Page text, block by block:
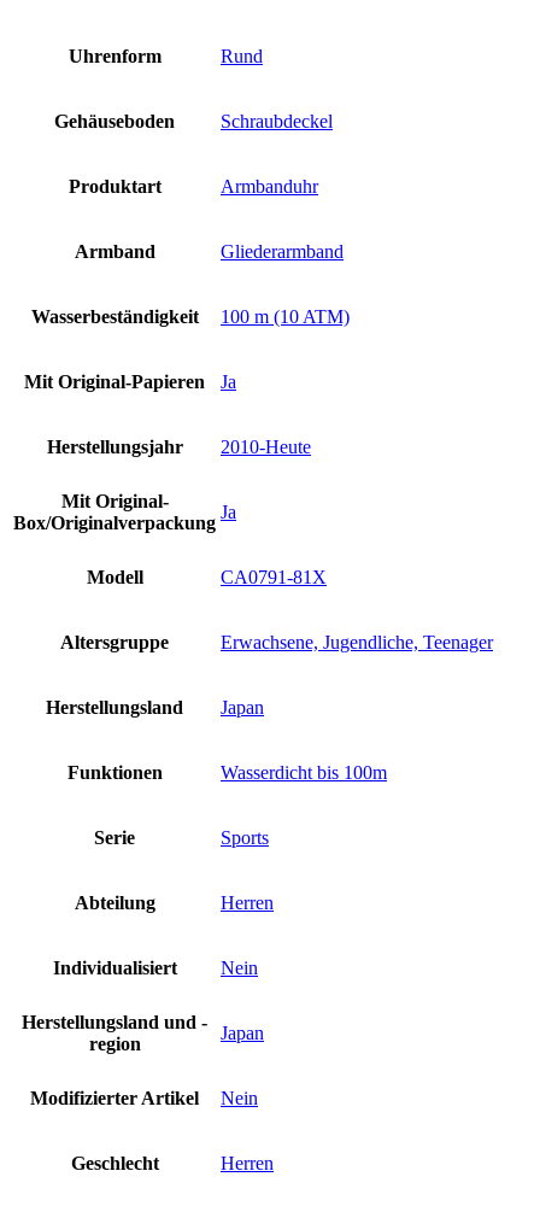
Uhrenform Rund
Gehäuseboden Schraubdeckel
Produktart Armbanduhr
Armband Gliederarmband
Wasserbeständigkeit 100 m (10 ATM)
Mit Original-Papieren Ja
Herstellungsjahr 2010-Heute
Mit Original-
Box/Originalverpackung
Ja
Modell CA0791-81X
Altersgruppe Erwachsene, Jugendliche, Teenager
Herstellungsland Japan
Funktionen Wasserdicht bis 100m
Serie Sports
Abteilung Herren
Individualisiert Nein
Herstellungsland und -
region
Japan
Modifizierter Artikel Nein
Geschlecht Herren